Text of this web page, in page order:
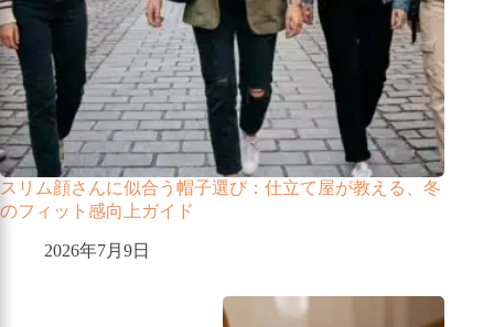
スリム顔さんに似合う帽子選び：仕立て屋が教える、冬
のフィット感向上ガイド
2026年7月9日